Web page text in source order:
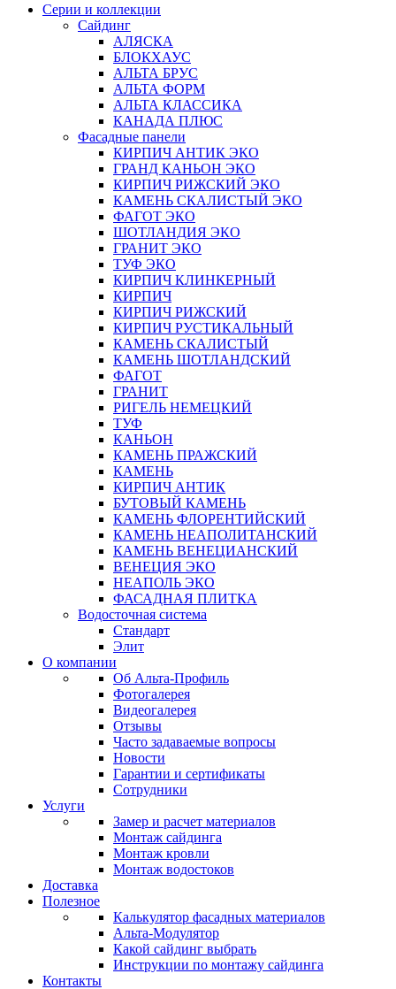
Серии и коллекции
Сайдинг
АЛЯСКА
БЛОКХАУС
АЛЬТА БРУС
АЛЬТА ФОРМ
АЛЬТА КЛАССИКА
КАНАДА ПЛЮС
Фасадные панели
КИРПИЧ АНТИК ЭКО
ГРАНД КАНЬОН ЭКО
КИРПИЧ РИЖСКИЙ ЭКО
КАМЕНЬ СКАЛИСТЫЙ ЭКО
ФАГОТ ЭКО
ШОТЛАНДИЯ ЭКО
ГРАНИТ ЭКО
ТУФ ЭКО
КИРПИЧ КЛИНКЕРНЫЙ
КИРПИЧ
КИРПИЧ РИЖСКИЙ
КИРПИЧ РУСТИКАЛЬНЫЙ
КАМЕНЬ СКАЛИСТЫЙ
КАМЕНЬ ШОТЛАНДСКИЙ
ФАГОТ
ГРАНИТ
РИГЕЛЬ НЕМЕЦКИЙ
ТУФ
КАНЬОН
КАМЕНЬ ПРАЖСКИЙ
КАМЕНЬ
КИРПИЧ АНТИК
БУТОВЫЙ КАМЕНЬ
КАМЕНЬ ФЛОРЕНТИЙСКИЙ
КАМЕНЬ НЕАПОЛИТАНСКИЙ
КАМЕНЬ ВЕНЕЦИАНСКИЙ
ВЕНЕЦИЯ ЭКО
НЕАПОЛЬ ЭКО
ФАСАДНАЯ ПЛИТКА
Водосточная система
Стандарт
Элит
О компании
Об Альта-Профиль
Фотогалерея
Видеогалерея
Отзывы
Часто задаваемые вопросы
Новости
Гарантии и сертификаты
Сотрудники
Услуги
Замер и расчет материалов
Монтаж сайдинга
Монтаж кровли
Монтаж водостоков
Доставка
Полезное
Калькулятор фасадных материалов
Альта-Модулятор
Какой сайдинг выбрать
Инструкции по монтажу сайдинга
Контакты